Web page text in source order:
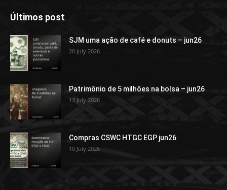
Últimos post
SJM uma ação de café e donuts – jun26
20 July 2026
Patrimônio de 5 milhões na bolsa – jun26
13 July 2026
Compras CSWC HTGC EGP jun26
10 July 2026